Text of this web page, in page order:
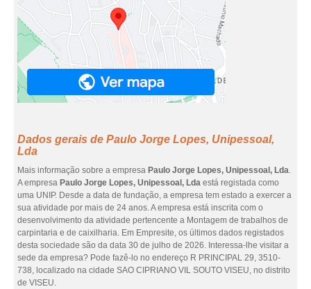
Dados gerais de Paulo Jorge Lopes, Unipessoal,
Lda
Mais informação sobre a empresa Paulo Jorge Lopes, Unipessoal, Lda.
A empresa Paulo Jorge Lopes, Unipessoal, Lda está registada como
uma UNIP. Desde a data de fundação, a empresa tem estado a exercer a
sua atividade por mais de 24 anos. A empresa está inscrita com o
desenvolvimento da atividade pertencente a Montagem de trabalhos de
carpintaria e de caixilharia. Em Empresite, os últimos dados registados
desta sociedade são da data 30 de julho de 2026. Interessa-lhe visitar a
sede da empresa? Pode fazê-lo no endereço R PRINCIPAL 29, 3510-
738, localizado na cidade SAO CIPRIANO VIL SOUTO VISEU, no distrito
de VISEU.